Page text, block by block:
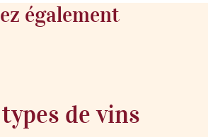
également
de vins